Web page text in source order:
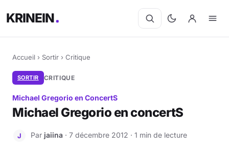
KRINEIN
Accueil › Sortir › Critique
SORTIR CRITIQUE
Michael Gregorio en ConcertS
Michael Gregorio en concertS
J Par jaiina · 7 décembre 2012 · 1 min de lecture